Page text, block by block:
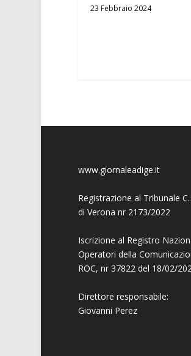
23 Febbraio 2024
www.giornaleadige.it
Registrazione al Tribunale
di Verona nr 2173/2022
Iscrizione al Registro
Operatori della
ROC, nr 37822 del 18/02/
Direttore responsabile:
Giovanni Perez